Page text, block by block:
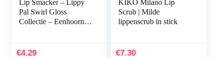
Lip Smacker – Lippy
Pal Swirl Gloss
Collectie – Eenhoorn
Frosting Smaak –
€4.29
KIKO Milano Lip
Scrub | Milde
lippenscrub in stick
€7.30